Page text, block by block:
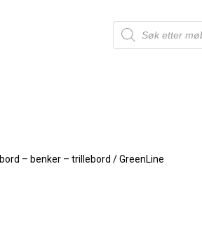
– benker – trillebord /GreenLine